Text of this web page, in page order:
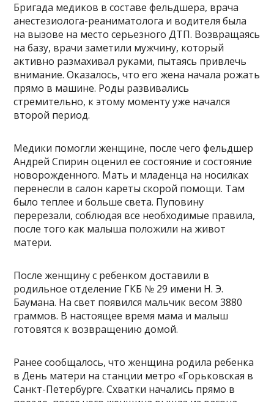
Бригада медиков в составе фельдшера, врача
анестезиолога-реаниматолога и водителя была
на вызове на место серьезного ДТП. Возвращаясь
на базу, врачи заметили мужчину, который
активно размахивал руками, пытаясь привлечь
внимание. Оказалось, что его жена начала рожать
прямо в машине. Роды развивались
стремительно, к этому моменту уже начался
второй период.
Медики помогли женщине, после чего фельдшер
Андрей Спирин оценил ее состояние и состояние
новорожденного. Мать и младенца на носилках
перенесли в салон кареты скорой помощи. Там
было теплее и больше света. Пуповину
перерезали, соблюдая все необходимые правила,
после того как малыша положили на живот
матери.
После женщину с ребенком доставили в
родильное отделение ГКБ № 29 имени Н. Э.
Баумана. На свет появился мальчик весом 3880
граммов. В настоящее время мама и малыш
готовятся к возвращению домой.
Ранее сообщалось, что женщина родила ребенка
в День матери на станции метро «Горьковская в
Санкт-Петербурге. Схватки начались прямо в